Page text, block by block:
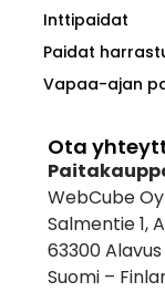
Inttipaidat
Paidat
Vapaa-ajan
Ota
WebCube Oy
Salmentie 1,
63300 Alavus
Suomi –